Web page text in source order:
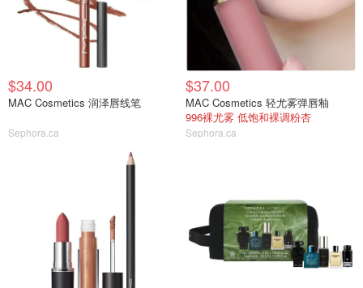
$34.00
MAC Cosmetics 润泽唇线笔
Sephora.ca
$37.00
MAC Cosmetics 轻尤雾弹唇釉
996裸尤雾 低饱和裸调粉杏
Sephora.ca